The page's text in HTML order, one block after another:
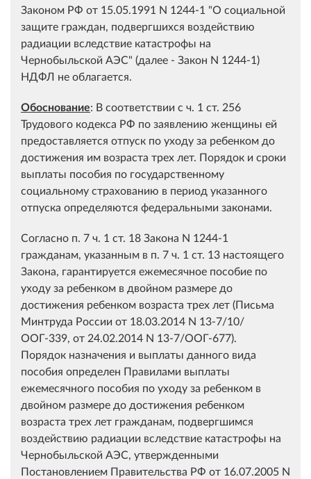
Законом РФ от 15.05.1991 N 1244-1 "О социальной
защите граждан, подвергшихся воздействию
радиации вследствие катастрофы на
Чернобыльской АЭС" (далее - Закон N 1244-1)
НДФЛ не облагается.
Обоснование: В соответствии с ч. 1 ст. 256
Трудового кодекса РФ по заявлению женщины ей
предоставляется отпуск по уходу за ребенком до
достижения им возраста трех лет. Порядок и сроки
выплаты пособия по государственному
социальному страхованию в период указанного
отпуска определяются федеральными законами.
Согласно п. 7 ч. 1 ст. 18 Закона N 1244-1
гражданам, указанным в п. 7 ч. 1 ст. 13 настоящего
Закона, гарантируется ежемесячное пособие по
уходу за ребенком в двойном размере до
достижения ребенком возраста трех лет (Письма
Минтруда России от 18.03.2014 N 13-7/10/
ООГ-339, от 24.02.2014 N 13-7/ООГ-677).
Порядок назначения и выплаты данного вида
пособия определен Правилами выплаты
ежемесячного пособия по уходу за ребенком в
двойном размере до достижения ребенком
возраста трех лет гражданам, подвергшимся
воздействию радиации вследствие катастрофы на
Чернобыльской АЭС, утвержденными
Постановлением Правительства РФ от 16.07.2005 N